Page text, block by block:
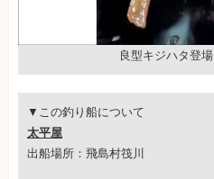
良型キジハタ登場
▼この釣り船について
太平屋
出船場所：飛島村筏川